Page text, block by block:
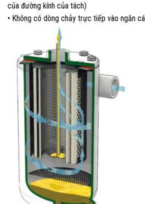
của đường kính của tách)
• Không có dòng chảy trực tiếp vào ngăn